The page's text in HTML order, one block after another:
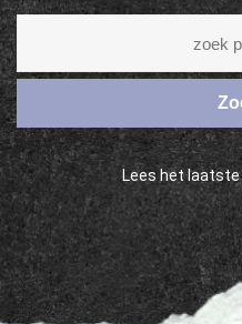
Lees het